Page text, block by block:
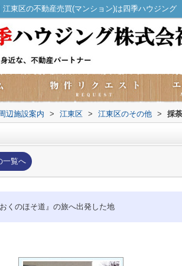
東区の不動産売買(マンション)は四季ハウジング
辺施設案内 > 江東区 > 江東区のその他 > 採
一覧へ
くのほそ道』の旅へ出発した地